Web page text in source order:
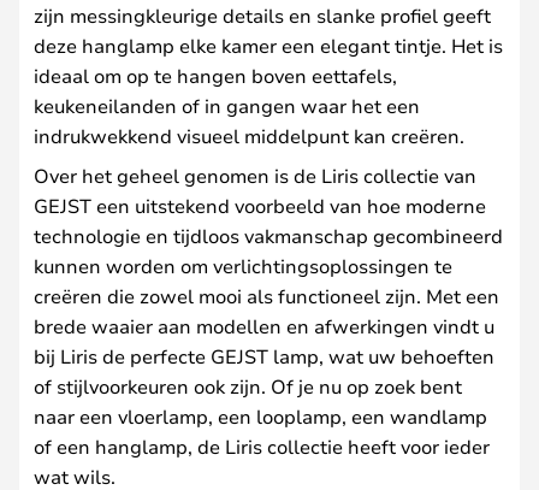
zijn messingkleurige details en slanke profiel geeft
deze hanglamp elke kamer een elegant tintje. Het is
ideaal om op te hangen boven eettafels,
keukeneilanden of in gangen waar het een
indrukwekkend visueel middelpunt kan creëren.
Over het geheel genomen is de Liris collectie van
GEJST een uitstekend voorbeeld van hoe moderne
technologie en tijdloos vakmanschap gecombineerd
kunnen worden om verlichtingsoplossingen te
creëren die zowel mooi als functioneel zijn. Met een
brede waaier aan modellen en afwerkingen vindt u
bij Liris de perfecte GEJST lamp, wat uw behoeften
of stijlvoorkeuren ook zijn. Of je nu op zoek bent
naar een vloerlamp, een looplamp, een wandlamp
of een hanglamp, de Liris collectie heeft voor ieder
wat wils.